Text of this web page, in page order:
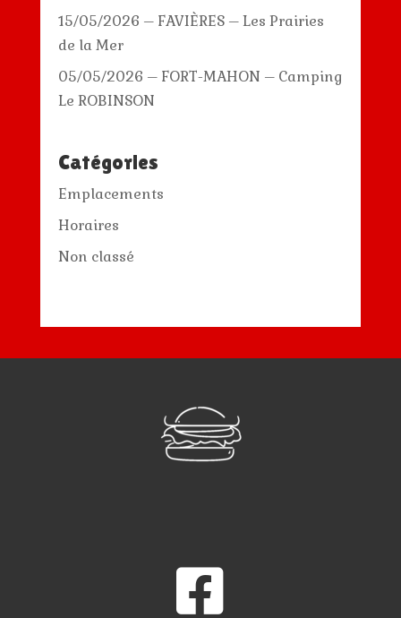
15/05/2026 – FAVIÈRES – Les Prairies
de la Mer
05/05/2026 – FORT-MAHON – Camping
Le ROBINSON
Catégories
Emplacements
Horaires
Non classé
